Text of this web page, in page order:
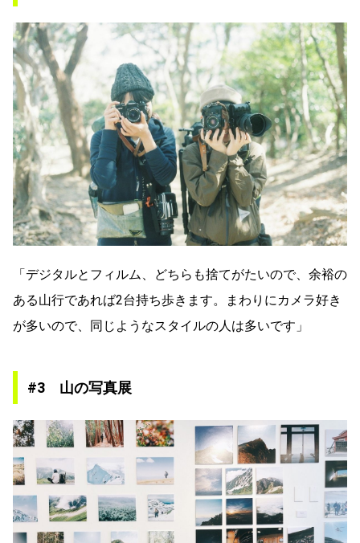
「デジタルとフィルム、どちらも捨てがたいので、余裕の
ある山行であれば2台持ち歩きます。まわりにカメラ好き
が多いので、同じようなスタイルの人は多いです」
#3 山の写真展